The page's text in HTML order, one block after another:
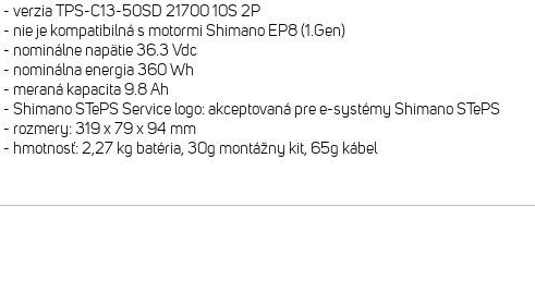
- verzia TPS-C13-50SD 21700 10S 2P
- nie je kompatibilná s motormi Shimano EP8 (1.Gen)
- nominálne napätie 36.3 Vdc
- nominálna energia 360 Wh
- meraná kapacita 9.8 Ah
- Shimano STePS Service logo: akceptovaná pre e-systémy Shimano STePS
- rozmery: 319 x 79 x 94 mm
- hmotnosť: 2,27 kg batéria, 30g montážny kit, 65g kábel